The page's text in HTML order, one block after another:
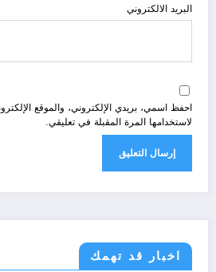
البريد الالكتروني
احفظ اسمي، بريدي الإلكتروني، والموقع
لاستخدامها المرة المقبلة في تعليقي.
اخبار قد تهمك